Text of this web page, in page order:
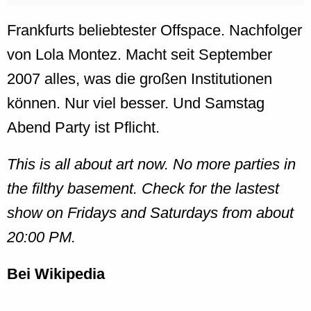
Frankfurts beliebtester Offspace. Nachfolger
von Lola Montez. Macht seit September
2007 alles, was die großen Institutionen
können. Nur viel besser. Und Samstag
Abend Party ist Pflicht.
This is all about art now. No more parties in
the filthy basement. Check for the lastest
show on Fridays and Saturdays from about
20:00 PM.
Bei Wikipedia